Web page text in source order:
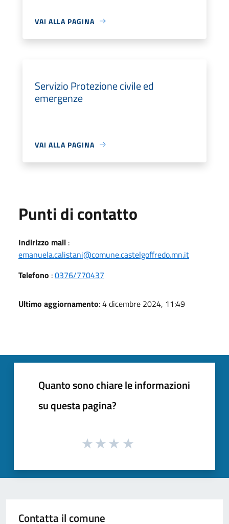
VAI ALLA PAGINA
Servizio Protezione civile ed
emergenze
VAI ALLA PAGINA
Punti di contatto
Indirizzo mail :
emanuela.calistani@comune.castelgoffredo.mn.it
Telefono :0376/770437
Ultimo aggiornamento: 4 dicembre 2024, 11:49
Quanto sono chiare le informazioni
su questa pagina?
Contatta il comune